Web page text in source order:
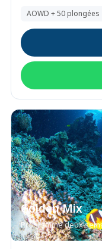
AOWD + 50 plongées
Golden Mix
Programme deux